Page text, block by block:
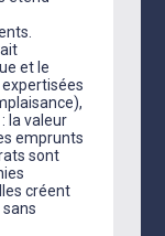
et le
expertisées
la valeur
emprunts
sont
créent